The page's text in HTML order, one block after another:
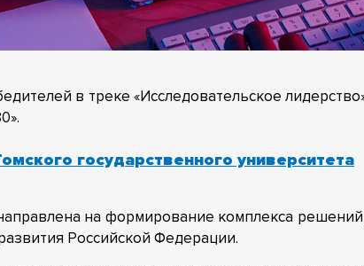
в треке «Исследовательское
государственного университета
на формирование комплекса
Российской Федерации.